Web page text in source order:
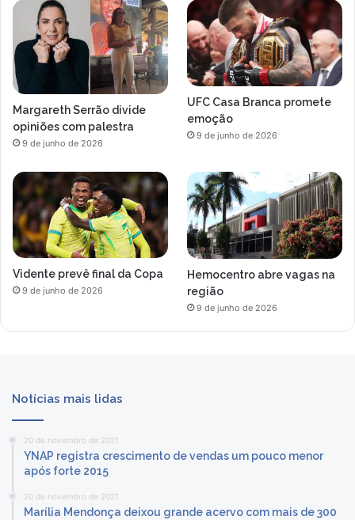
Margareth Serrão divide
opiniões com palestra
9 de junho de 2026
UFC Casa Branca promete
emoção
9 de junho de 2026
Vidente prevê final da Copa
9 de junho de 2026
Hemocentro abre vagas na
região
9 de junho de 2026
Notícias mais lidas
20 de novembro de 2021
YNAP registra crescimento de vendas um pouco menor
após forte 2015
20 de novembro de 2021
Marília Mendonça deixou grande acervo com mais de 300